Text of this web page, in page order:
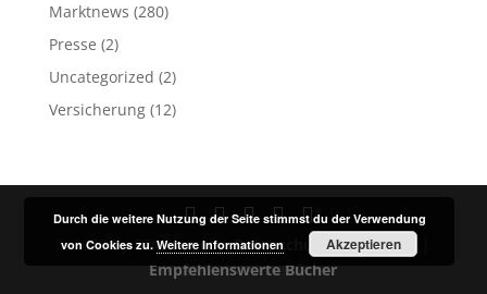
Marktnews (280)
Presse (2)
Uncategorized (2)
Versicherung(12)
© 2023 by Fit4Finance |Datenschutz Impressum
Empfehlenswerte Bücher
Durch die weitere Nutzung der Seite stimmst du der Verwendung
von Cookies zu.Weitere Informationen Akzeptieren